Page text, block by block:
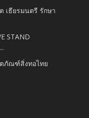
เธียรมนตรี รักษา
STAND
ภัณฑ์สิ่งทอไทย